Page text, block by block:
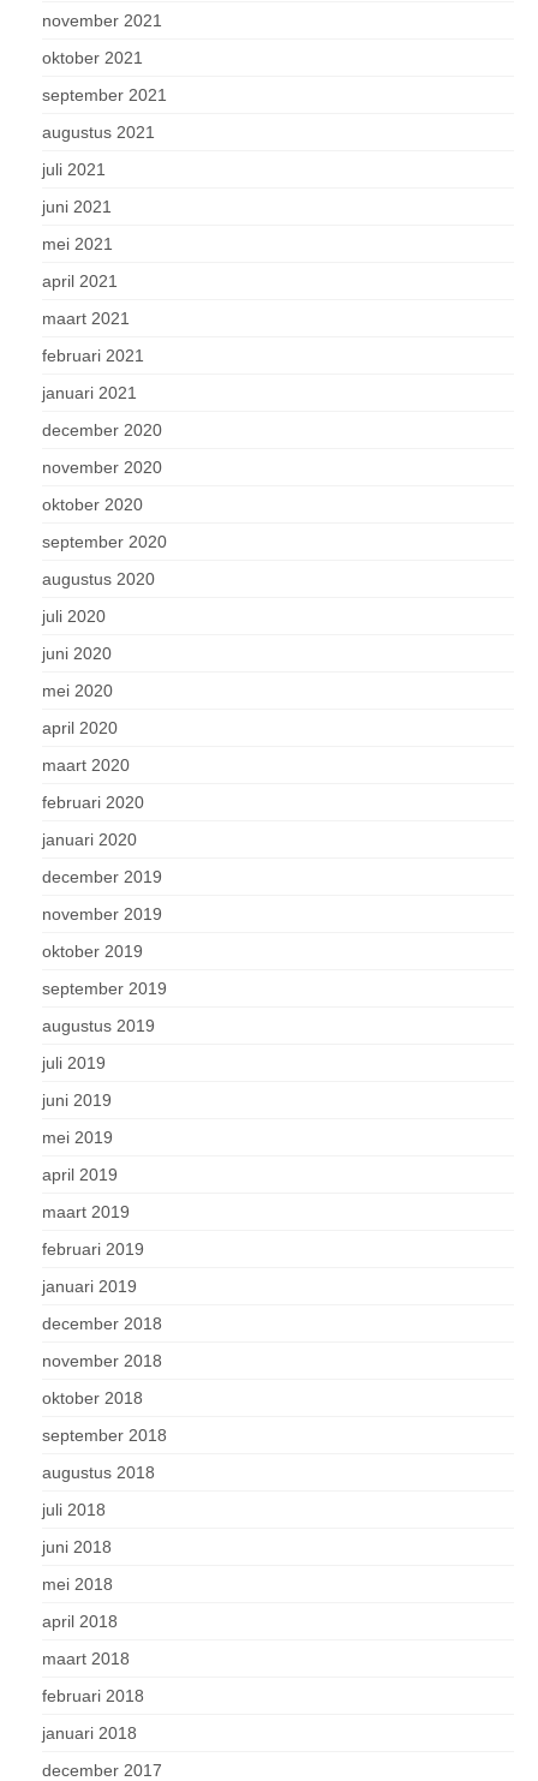
november 2021
oktober 2021
september 2021
augustus 2021
juli 2021
juni 2021
mei 2021
april 2021
maart 2021
februari 2021
januari 2021
december 2020
november 2020
oktober 2020
september 2020
augustus 2020
juli 2020
juni 2020
mei 2020
april 2020
maart 2020
februari 2020
januari 2020
december 2019
november 2019
oktober 2019
september 2019
augustus 2019
juli 2019
juni 2019
mei 2019
april 2019
maart 2019
februari 2019
januari 2019
december 2018
november 2018
oktober 2018
september 2018
augustus 2018
juli 2018
juni 2018
mei 2018
april 2018
maart 2018
februari 2018
januari 2018
december 2017